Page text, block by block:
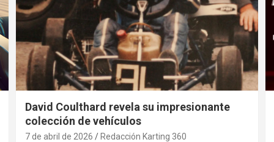
David Coulthard revela su impresionante
colección de vehículos
7 de abril de 2026 Redacción Karting 360